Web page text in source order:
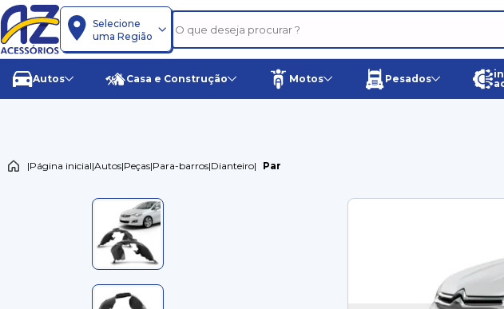
Selecione
uma Região
Autos Casa e Construção Motos Pesados
|Página inicial|Autos|Peças|Para-barros|Dianteiro| Par